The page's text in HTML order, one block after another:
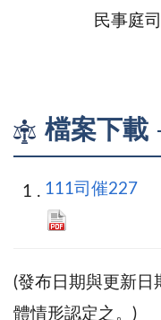
民事庭司法
檔案下載
111司催227
(發布日期與更新日
體情形認定之。)